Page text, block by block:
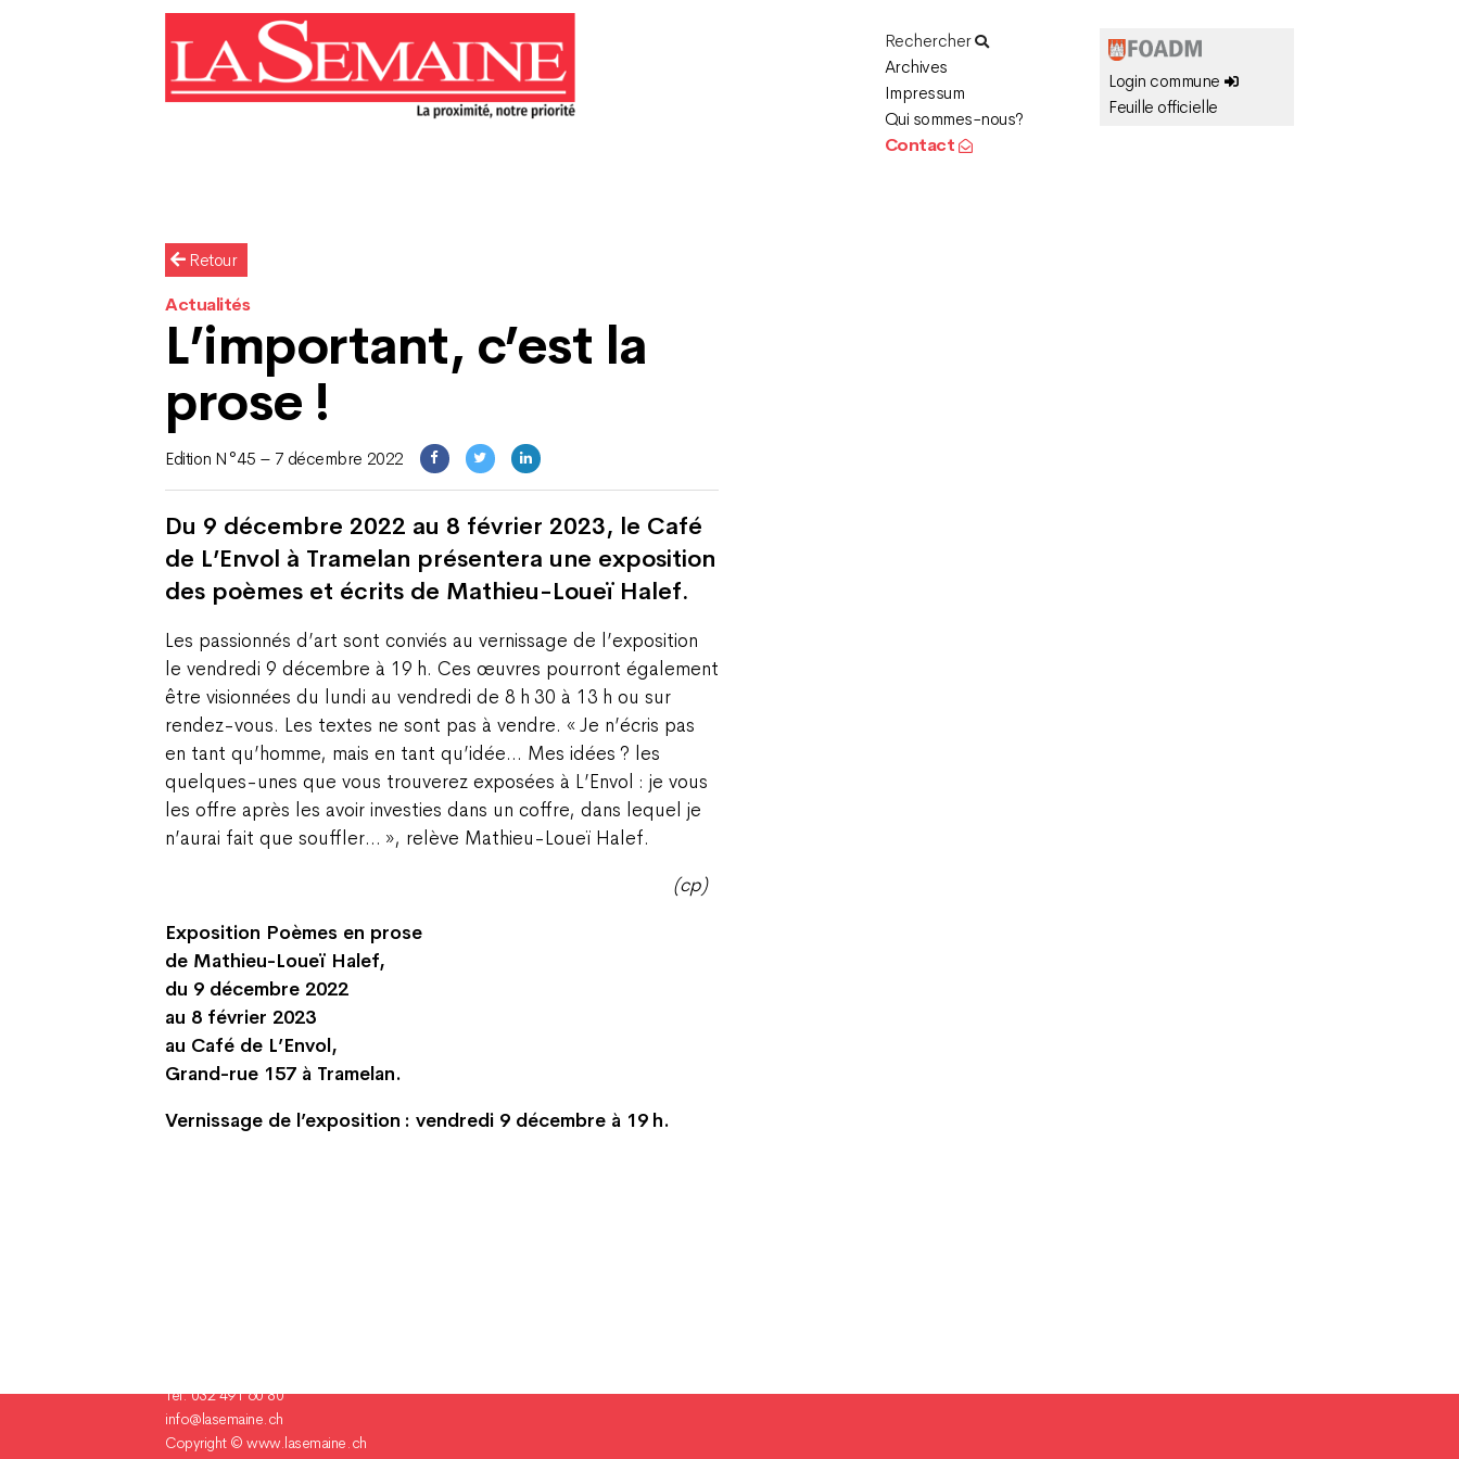
Rechercher
Archives
Impressum
Qui sommes-nous?
Contact
Login commune
Feuille officielle
Retour
Actualités
L’important, c’est la
prose !
Edition N°45 – 7 décembre 2022
Du 9 décembre 2022 au 8 février 2023, le Café
de L’Envol à Tramelan présentera une exposition
des poèmes et écrits de Mathieu-Loueï Halef.
Les passionnés d’art sont conviés au vernissage de l’exposition
le vendredi 9 décembre à 19 h. Ces œuvres pourront également
être visionnées du lundi au vendredi de 8 h 30 à 13 h ou sur
rendez-vous. Les textes ne sont pas à vendre. « Je n’écris pas
en tant qu’homme, mais en tant qu’idée… Mes idées ? les
quelques-unes que vous trouverez exposées à L’Envol : je vous
les offre après les avoir investies dans un coffre, dans lequel je
n’aurai fait que souffler… », relève Mathieu-Loueï Halef.
(cp)
Exposition Poèmes en prose
de Mathieu-Loueï Halef,
du 9 décembre 2022
au 8 février 2023
au Café de L’Envol,
Grand-rue 157 à Tramelan.
Vernissage de l’exposition : vendredi 9 décembre à 19 h.
Tél. 032 491 60 80
info@lasemaine.ch
Copyright ©www.lasemaine.ch